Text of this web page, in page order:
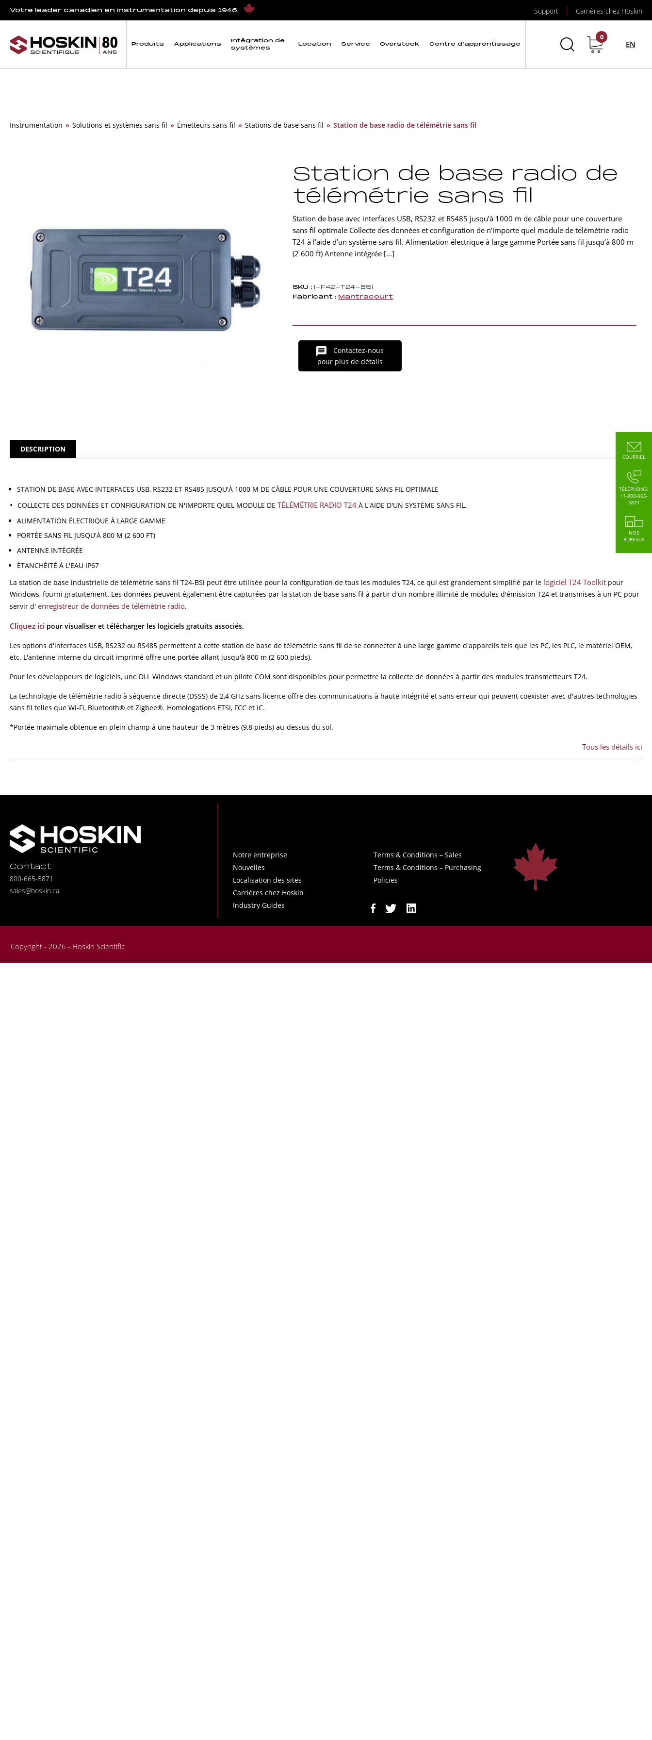
Votre leader canadien en instrumentation depuis 1946. Support Carrières chez Hoskin
Produits Applications
Intégration de
systèmes
Location Service Overstock Centre d’apprentissage
0
EN
Instrumentation » Solutions et systèmes sans fil » Émetteurs sans fil » Stations de base sans fil » Station de base radio de télémétrie sans fil
Station de base radio de
télémétrie sans fil
Station de base avec interfaces USB, RS232 et RS485 jusqu’à 1000 m de câble pour une couverture
sans fil optimale Collecte des données et configuration de n’importe quel module de télémétrie radio
T24 à l’aide d’un système sans fil. Alimentation électrique à large gamme Portée sans fil jusqu’à 800 m
(2 600 ft) Antenne intégrée […]
SKU : I-F42-T24-BSi
Fabricant : Mantracourt
Contactez-nous
pour plus de détails
DESCRIPTION
STATION DE BASE AVEC INTERFACES USB, RS232 ET RS485 JUSQU'À 1000 M DE CÂBLE POUR UNE COUVERTURE SANS FIL OPTIMALE
COLLECTE DES DONNÉES ET CONFIGURATION DE N'IMPORTE QUEL MODULE DE TÉLÉMÉTRIE RADIO T24 À L'AIDE D'UN SYSTÈME SANS FIL.
ALIMENTATION ÉLECTRIQUE À LARGE GAMME
PORTÉE SANS FIL JUSQU'À 800 M (2 600 FT)
ANTENNE INTÉGRÉE
ÉTANCHÉITÉ À L'EAU IP67
La station de base industrielle de télémétrie sans fil T24-BSi peut être utilisée pour la configuration de tous les modules T24, ce qui est grandement simplifié par le logiciel T24 Toolkit pour
Windows, fourni gratuitement. Les données peuvent également être capturées par la station de base sans fil à partir d'un nombre illimité de modules d'émission T24 et transmises à un PC pour
servir d' enregistreur de données de télémétrie radio.
Cliquez ici pour visualiser et télécharger les logiciels gratuits associés.
Les options d'interfaces USB, RS232 ou RS485 permettent à cette station de base de télémétrie sans fil de se connecter à une large gamme d'appareils tels que les PC, les PLC, le matériel OEM,
etc. L'antenne interne du circuit imprimé offre une portée allant jusqu'à 800 m (2 600 pieds).
Pour les développeurs de logiciels, une DLL Windows standard et un pilote COM sont disponibles pour permettre la collecte de données à partir des modules transmetteurs T24.
La technologie de télémétrie radio à séquence directe (DSSS) de 2,4 GHz sans licence offre des communications à haute intégrité et sans erreur qui peuvent coexister avec d'autres technologies
sans fil telles que Wi-Fi, Bluetooth® et Zigbee®. Homologations ETSI, FCC et IC.
*Portée maximale obtenue en plein champ à une hauteur de 3 mètres (9,8 pieds) au-dessus du sol.
Tous les détails ici
Contact
800-665-5871
sales@hoskin.ca
Notre entreprise
Nouvelles
Localisation des sites
Carrières chez Hoskin
Industry Guides
Terms & Conditions – Sales
Terms & Conditions – Purchasing
Policies
Copyright - 2026 - Hoskin Scientific
COURRIEL
TÉLÉPHONE:
+1-800-665-
5871
NOS
BUREAUX